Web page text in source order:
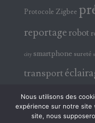
Protocole Zigbee
reportage robot
city smartphone sureté
transport
électricité
Nous utilisons des
expérience sur notre site
site, nous